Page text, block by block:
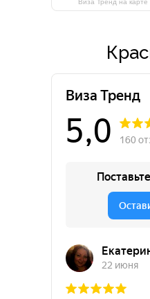
Виза Тренд на